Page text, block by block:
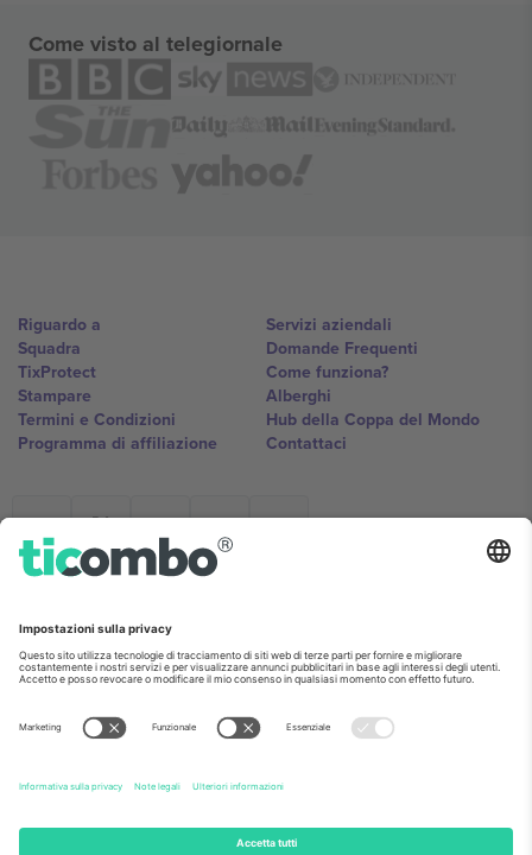
Come visto al telegiornale
Riguardo a
Squadra
TixProtect
Stampare
Termini e Condizioni
Programma di affiliazione
Servizi aziendali
Domande Frequenti
Come funziona?
Alberghi
Hub della Coppa del Mondo
Contattaci
Ticombo Italia
Mimi Balkanska 132, 1540, Sofia,
base alla località, all'evento e/o al dominio. Per i dettagli controlla la
pagina specifica dell'evento, l'impronta e i termini.,